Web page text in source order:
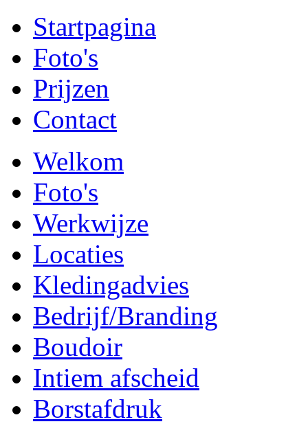
Startpagina
Foto's
Prijzen
Contact
Welkom
Foto's
Werkwijze
Locaties
Kledingadvies
Bedrijf/Branding
Boudoir
Intiem afscheid
Borstafdruk